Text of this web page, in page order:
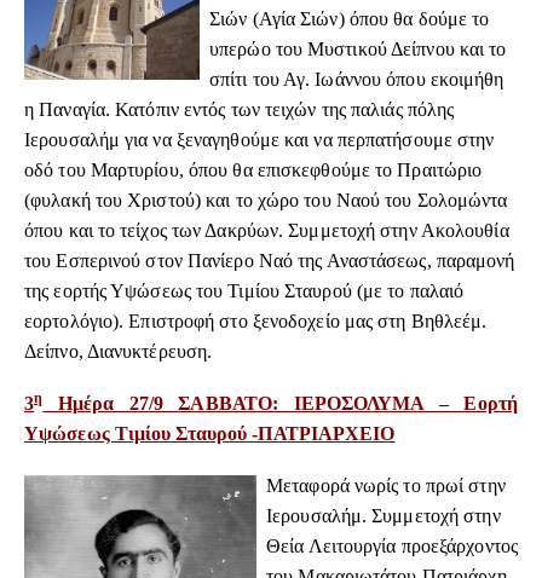
Σιών (Αγία Σιών) όπου θα δούμε το
υπερώο του Μυστικού Δείπνου και το
σπίτι του Αγ. Ιωάννου όπου εκοιμήθη
η Παναγία. Κατόπιν εντός των τειχών της παλιάς πόλης
Ιερουσαλήμ για να ξεναγηθούμε και να περπατήσουμε στην
οδό του Μαρτυρίου, όπου θα επισκεφθούμε το Πραιτώριο
(φυλακή του Χριστού) και το χώρο του Ναού του Σολομώντα
όπου και το τείχος των Δακρύων. Συμμετοχή στην Ακολουθία
του Εσπερινού στον Πανίερο Ναό της Αναστάσεως, παραμονή
της εορτής Υψώσεως του Τιμίου Σταυρού (με το παλαιό
εορτολόγιο).Επιστροφή στο ξενοδοχείο μας στη Βηθλεέμ.
Δείπνο, Διανυκτέρευση.
3η
Ημέρα 27/9 ΣΑΒΒΑΤΟ: ΙΕΡΟΣΟΛΥΜΑ – Εορτή
Υψώσεως Τιμίου Σταυρού -ΠΑΤΡΙΑΡΧΕΙΟ
Μεταφορά νωρίς το πρωί στην
Ιερουσαλήμ. Συμμετοχή στην
Θεία Λειτουργία προεξάρχοντος